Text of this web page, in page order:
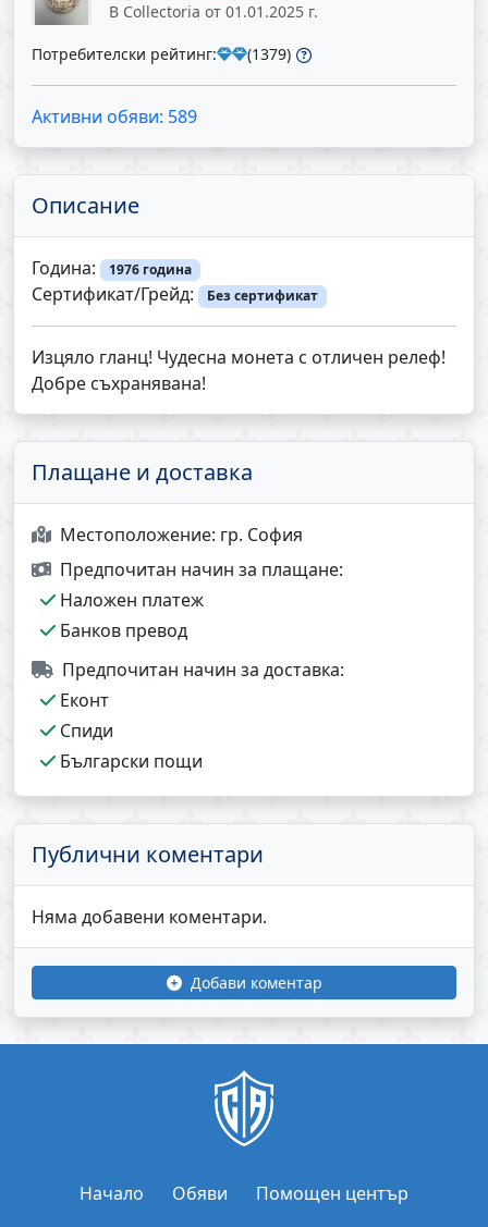
В Collectoria от 01.01.2025 г.
Потребителски рейтинг: (1379)
Активни обяви: 589
Описание
Година: 1976 година
Сертификат/Грейд: Без сертификат
Изцяло гланц! Чудесна монета с отличен релеф!
Добре съхранявана!
Плащане и доставка
Местоположение: гр. София
Предпочитан начин за плащане:
Наложен платеж
Банков превод
Предпочитан начин за доставка:
Еконт
Спиди
Български пощи
Публични коментари
Няма добавени коментари.
Добави коментар
Начало Обяви
Помощен център